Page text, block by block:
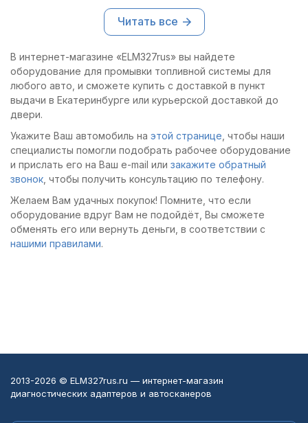
нескольких авто –
результат отличный.
задачами по
обслуживанию
топливной системы
отличное,
рекомендую!
Читать все
В интернет-магазине «ELM327rus» вы найдете
оборудование для промывки топливной системы для
любого авто, и сможете купить с доставкой в пункт
выдачи в Екатеринбурге или курьерской доставкой до
двери.
Укажите Ваш автомобиль на этой странице , чтобы наши
специалисты помогли подобрать рабочее оборудование
и прислать его на Ваш e-mail или закажите обратный
звонок , чтобы получить консультацию по телефону.
Желаем Вам удачных покупок! Помните, что если
оборудование вдруг Вам не подойдёт, Вы сможете
обменять его или вернуть деньги, в соответствии с
нашими правилами.
2013-2026 © ELM327rus.ru — интернет-магазин
диагностических адаптеров и автосканеров